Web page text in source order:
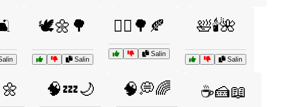
🕊️🌼🌳
Salin
🚴‍♀️🌳🍂
Salin
🛀🕯️🌺
Salin
🧠💤🌙 🧠💭🌈 ☕🍰📖